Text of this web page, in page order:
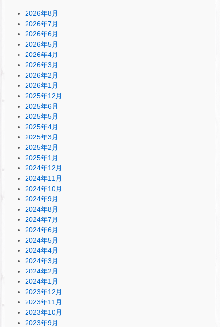
2026年8月
2026年7月
2026年6月
2026年5月
2026年4月
2026年3月
2026年2月
2026年1月
2025年12月
2025年6月
2025年5月
2025年4月
2025年3月
2025年2月
2025年1月
2024年12月
2024年11月
2024年10月
2024年9月
2024年8月
2024年7月
2024年6月
2024年5月
2024年4月
2024年3月
2024年2月
2024年1月
2023年12月
2023年11月
2023年10月
2023年9月